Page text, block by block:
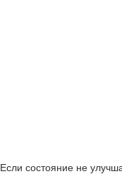
Если состояние не